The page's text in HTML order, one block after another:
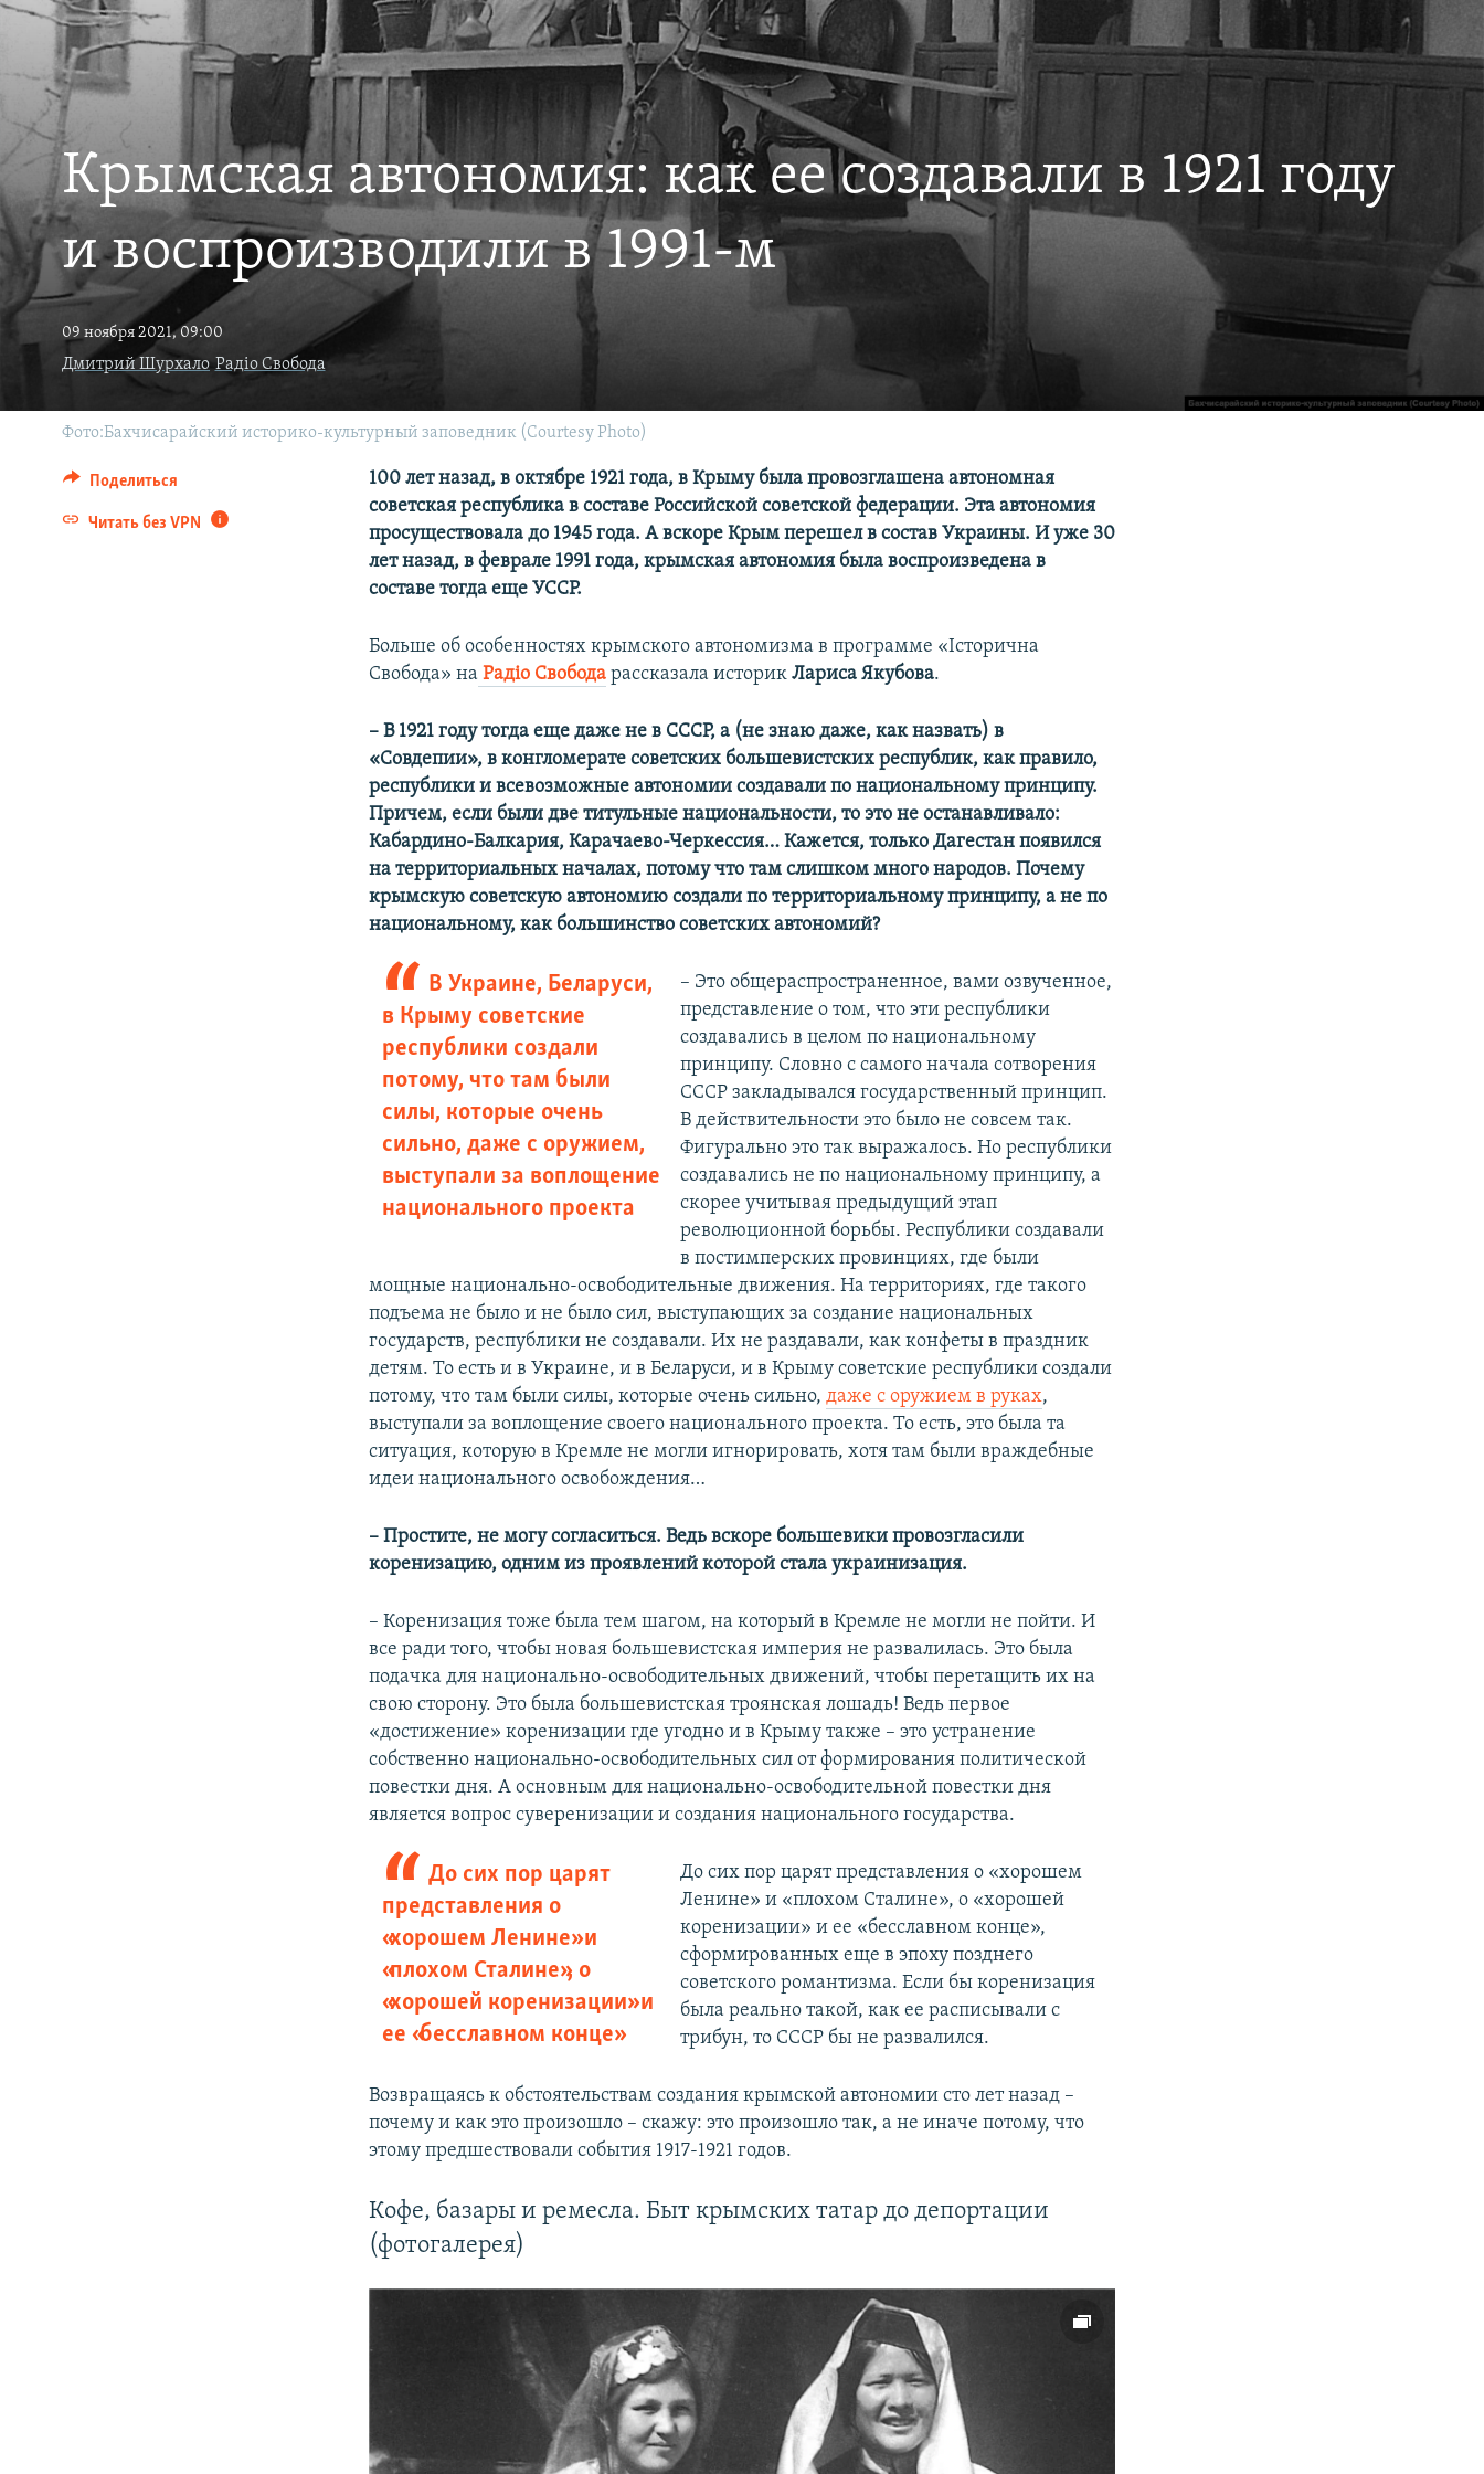
КРЫМ.НЕПОКОРЕННЫЙ
ELIFBE
УКРАИНСКАЯ ПРОБЛЕМА КРЫМА
Крымская автономия: как ее создавали в 1921 году
и воспроизводили в 1991-м
09 ноября 2021, 09:00
Дмитрий Шурхало Радіо Свобода
Фото:Бахчисарайский историко-культурный заповедник (Courtesy Photo)
Поделиться
Читать без VPN
100 лет назад, в октябре 1921 года, в Крыму была провозглашена автономная
советская республика в составе Российской советской федерации. Эта автономия
просуществовала до 1945 года. А вскоре Крым перешел в состав Украины. И уже 30
лет назад, в феврале 1991 года, крымская автономия была воспроизведена в
составе тогда еще УССР.
Больше об особенностях крымского автономизма в программе «Історична
Свобода» на Радiо Свобода рассказала историк Лариса Якубова.
– В 1921 году тогда еще даже не в СССР, а (не знаю даже, как назвать) в
«Совдепии», в конгломерате советских большевистских республик, как правило,
республики и всевозможные автономии создавали по национальному принципу.
Причем, если были две титульные национальности, то это не останавливало:
Кабардино-Балкария, Карачаево-Черкессия… Кажется, только Дагестан появился
на территориальных началах, потому что там слишком много народов. Почему
крымскую советскую автономию создали по территориальному принципу, а не по
национальному, как большинство советских автономий?
В Украине, Беларуси,
в Крыму советские
республики создали
потому, что там были
силы, которые очень
сильно, даже с оружием,
выступали за воплощение
национального проекта
– Это общераспространенное, вами озвученное,
представление о том, что эти республики
создавались в целом по национальному
принципу. Словно с самого начала сотворения
СССР закладывался государственный принцип.
В действительности это было не совсем так.
Фигурально это так выражалось. Но республики
создавались не по национальному принципу, а
скорее учитывая предыдущий этап
революционной борьбы. Республики создавали
в постимперских провинциях, где были
мощные национально-освободительные движения. На территориях, где такого
подъема не было и не было сил, выступающих за создание национальных
государств, республики не создавали. Их не раздавали, как конфеты в праздник
детям. То есть и в Украине, и в Беларуси, и в Крыму советские республики создали
потому, что там были силы, которые очень сильно, даже с оружием в руках,
выступали за воплощение своего национального проекта. То есть, это была та
ситуация, которую в Кремле не могли игнорировать, хотя там были враждебные
идеи национального освобождения…
– Простите, не могу согласиться. Ведь вскоре большевики провозгласили
коренизацию, одним из проявлений которой стала украинизация.
– Коренизация тоже была тем шагом, на который в Кремле не могли не пойти. И
все ради того, чтобы новая большевистская империя не развалилась. Это была
подачка для национально-освободительных движений, чтобы перетащить их на
свою сторону. Это была большевистская троянская лошадь! Ведь первое
«достижение» коренизации где угодно и в Крыму также – это устранение
собственно национально-освободительных сил от формирования политической
повестки дня. А основным для национально-освободительной повестки дня
является вопрос суверенизации и создания национального государства.
До сих пор царят
представления о
«хорошем Ленине» и
«плохом Сталине», о
«хорошей коренизации» и
ее «бесславном конце»
До сих пор царят представления о «хорошем
Ленине» и «плохом Сталине», о «хорошей
коренизации» и ее «бесславном конце»,
сформированных еще в эпоху позднего
советского романтизма. Если бы коренизация
была реально такой, как ее расписывали с
трибун, то СССР бы не развалился.
Возвращаясь к обстоятельствам создания крымской автономии сто лет назад –
почему и как это произошло – скажу: это произошло так, а не иначе потому, что
этому предшествовали события 1917-1921 годов.
Кофе, базары и ремесла. Быт крымских татар до депортации
(фотогалерея)